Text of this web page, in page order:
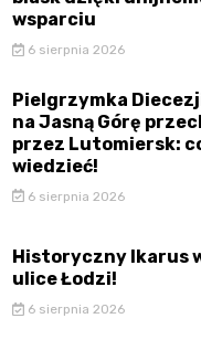
wsparciu
6 sierpnia 2026
Pielgrzymka
na Jasną Górę
przez Lutomiersk:
wiedzieć!
6 sierpnia 2026
Historyczny Ikarus
ulice Łodzi!
6 sierpnia 2026